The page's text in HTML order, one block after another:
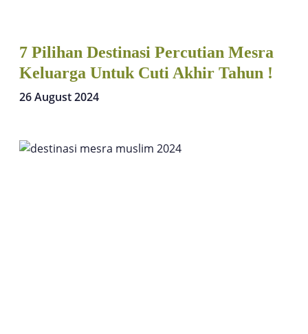
7 Pilihan Destinasi Percutian Mesra
Keluarga Untuk Cuti Akhir Tahun !
26 August 2024